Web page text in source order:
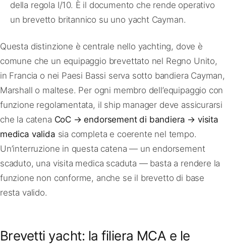
della regola I/10. È il documento che rende operativo
un brevetto britannico su uno yacht Cayman.
Questa distinzione è centrale nello yachting, dove è
comune che un equipaggio brevettato nel Regno Unito,
in Francia o nei Paesi Bassi serva sotto bandiera Cayman,
Marshall o maltese. Per ogni membro dell’equipaggio con
funzione regolamentata, il ship manager deve assicurarsi
che la catena CoC → endorsement di bandiera → visita
medica valida sia completa e coerente nel tempo.
Un’interruzione in questa catena — un endorsement
scaduto, una visita medica scaduta — basta a rendere la
funzione non conforme, anche se il brevetto di base
resta valido.
Brevetti yacht: la filiera MCA e le